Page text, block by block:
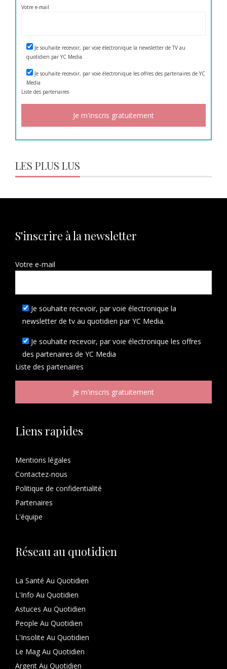
Votre e-mail
Je souhaite recevoir, par voie électronique la newsletter de TV au
quotidien par YC Media.
Je souhaite recevoir, par voie électronique les offres des partenaires de YC
Media
Liste des partenaires
LES PLUS LUS
S'inscrire à la newsletter
Votre e-mail
Je souhaite recevoir, par voie électronique la
newsletter de tv au quotidien par YC Media.
Je souhaite recevoir, par voie électronique les offres
des partenaires de YC Media
Liste des partenaires
Liens rapides
Mentions légales
Contactez-nous
Politique de confidentialité
Partenaires
L'équipe
Réseau au quotidien
La Santé Au Quotidien
L'Info Au Quotidien
Astuces Au Quotidien
People Au Quotidien
L'Insolite Au Quotidien
Le Mag Au Quotidien
Argent Au Quotidien